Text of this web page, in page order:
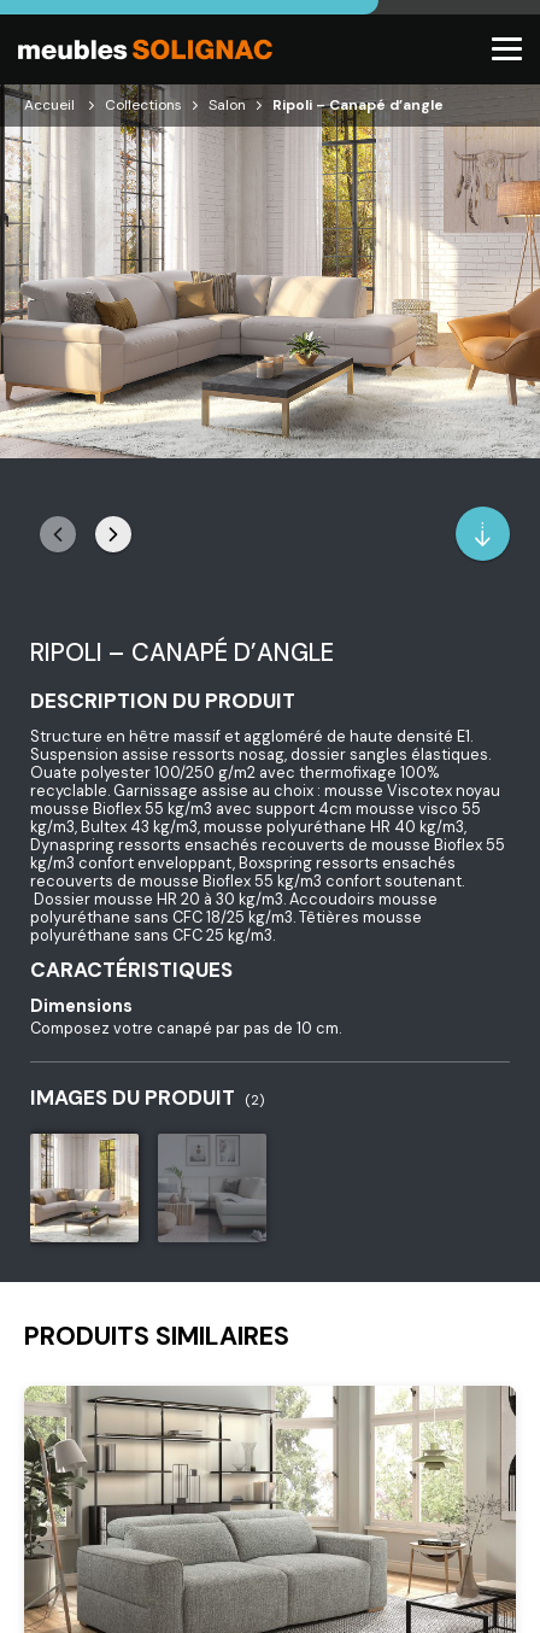
Accueil Collections Salon Ripoli – Canapé d’angle
RIPOLI – CANAPÉ D’ANGLE
DESCRIPTION DU PRODUIT
Structure en hêtre massif et aggloméré de haute densité E1.
Suspension assise ressorts nosag, dossier sangles élastiques.
Ouate polyester 100/250 g/m2 avec thermofixage 100%
recyclable. Garnissage assise au choix : mousse Viscotex noyau
mousse Bioflex 55 kg/m3 avec support 4cm mousse visco 55
kg/m3, Bultex 43 kg/m3, mousse polyuréthane HR 40 kg/m3,
Dynaspring ressorts ensachés recouverts de mousse Bioflex 55
kg/m3 confort enveloppant, Boxspring ressorts ensachés
recouverts de mousse Bioflex 55 kg/m3 confort soutenant.
Dossier mousse HR 20 à 30 kg/m3. Accoudoirs mousse
polyuréthane sans CFC 18/25 kg/m3. Têtières mousse
polyuréthane sans CFC 25 kg/m3.
CARACTÉRISTIQUES
Dimensions
Composez votre canapé par pas de 10 cm.
IMAGES DU PRODUIT (2)
PRODUITS SIMILAIRES